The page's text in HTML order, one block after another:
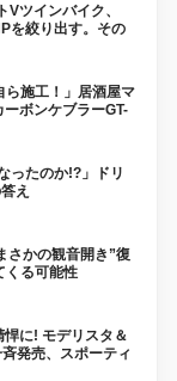
ツインバイク、
を絞り出す。その
ら施工！」居酒屋マ
ボンケブラーGT-
ったのか!?」ドリ
え
さかの観音開き”復
くる可能性
悍に! モデリスタ＆
発売、スポーティ